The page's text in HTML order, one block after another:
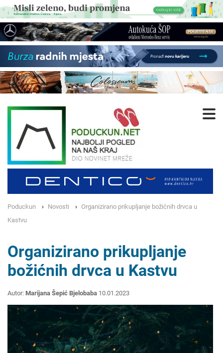
Poduckun Novosti
Organizirano prikupljanje božićnih drvca u
Kastvu
Organizirano prikupljanje
božićnih drvca u Kastvu
Autor: Marijana Šepić Bjelobaba 10.01.2023